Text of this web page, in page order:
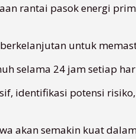
rantai pasok energi
untuk
selama 24 jam setiap
identifikasi potensi
akan semakin kuat